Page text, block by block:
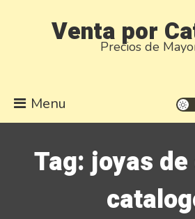
Venta por
Precios de
Menu
Tag:joyas